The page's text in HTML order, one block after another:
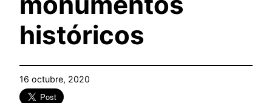
históricos
16 octubre, 2020